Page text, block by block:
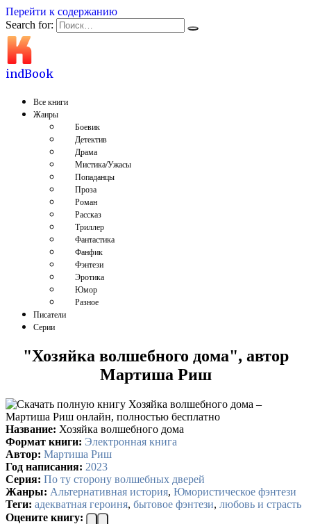
Перейти к содержанию
Search for:
indBook
Все книги
Жанры
Боевик
Детектив
Драма
Мистика/Ужасы
Попаданцы
Проза
Роман
Рассказ
Триллер
Фантастика
Фанфик
Фэнтези
Эротика
Юмор
Разное
Писатели
Серии
"Хозяйка волшебного дома", автор
Мартиша Риш
Название: Хозяйка волшебного дома
Формат книги: Электронная книга
Автор: Мартиша Риш
Год написания: 2023
Серия: По ту сторону волшебных дверей
Жанры: Альтернативная история, Юмористическое фэнтези
Теги: адекватная героиня, бытовое фэнтези, любовь и страсть
Оцените книгу: